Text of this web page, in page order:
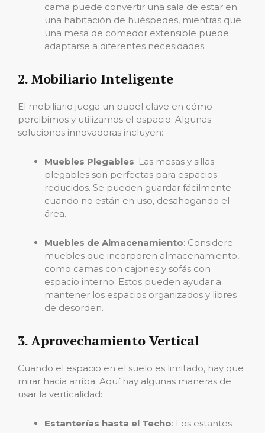
cama puede convertir una sala de estar en
una habitación de huéspedes, mientras que
una mesa de comedor extensible puede
adaptarse a diferentes necesidades.
2. Mobiliario Inteligente
El mobiliario juega un papel clave en cómo
percibimos y utilizamos el espacio. Algunas
soluciones innovadoras incluyen:
Muebles Plegables: Las mesas y sillas
plegables son perfectas para espacios
reducidos. Se pueden guardar fácilmente
cuando no están en uso, desahogando el
área.
Muebles de Almacenamiento: Considere
muebles que incorporen almacenamiento,
como camas con cajones y sofás con
espacio interno. Estos pueden ayudar a
mantener los espacios organizados y libres
de desorden.
3. Aprovechamiento Vertical
Cuando el espacio en el suelo es limitado, hay que
mirar hacia arriba. Aquí hay algunas maneras de
usar la verticalidad:
Estanterías hasta el Techo: Los estantes